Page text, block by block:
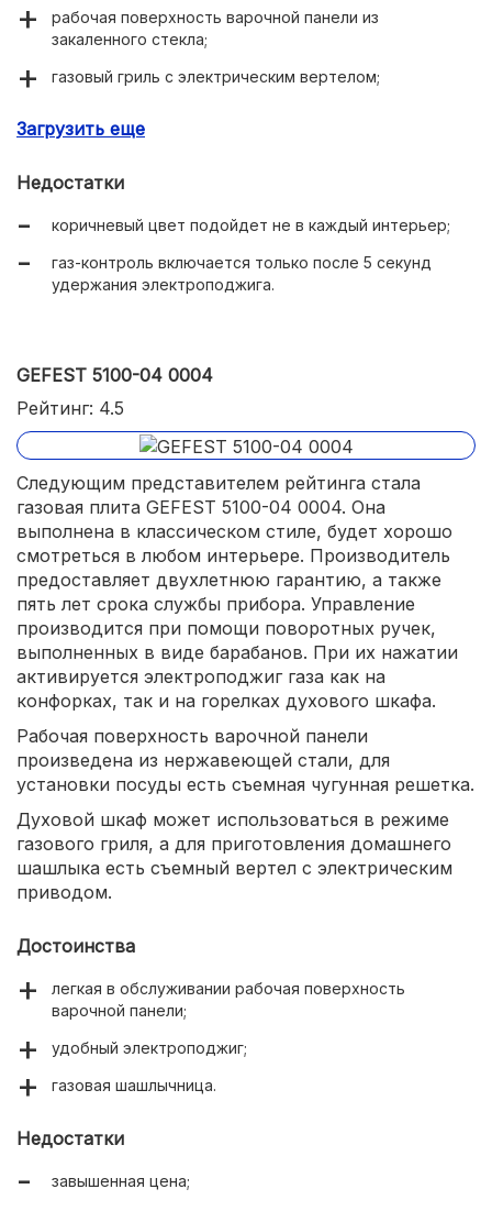
рабочая поверхность варочной панели из
закаленного стекла;
газовый гриль с электрическим вертелом;
Загрузить еще
Недостатки
коричневый цвет подойдет не в каждый интерьер;
газ-контроль включается только после 5 секунд
удержания электроподжига.
GEFEST 5100-04 0004
Рейтинг: 4.5
Следующим представителем рейтинга стала
газовая плита GEFEST 5100-04 0004. Она
выполнена в классическом стиле, будет хорошо
смотреться в любом интерьере. Производитель
предоставляет двухлетнюю гарантию, а также
пять лет срока службы прибора. Управление
производится при помощи поворотных ручек,
выполненных в виде барабанов. При их нажатии
активируется электроподжиг газа как на
конфорках, так и на горелках духового шкафа.
Рабочая поверхность варочной панели
произведена из нержавеющей стали, для
установки посуды есть съемная чугунная решетка.
Духовой шкаф может использоваться в режиме
газового гриля, а для приготовления домашнего
шашлыка есть съемный вертел с электрическим
приводом.
Достоинства
легкая в обслуживании рабочая поверхность
варочной панели;
удобный электроподжиг;
газовая шашлычница.
Недостатки
завышенная цена;